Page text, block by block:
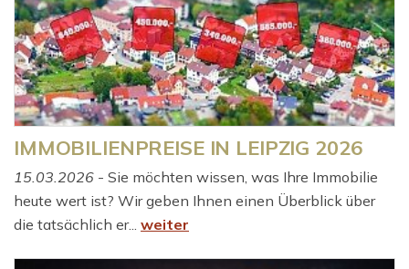
IMMOBILIENPREISE IN LEIPZIG 2026
15.03.2026 - Sie möchten wissen, was Ihre Immobilie
heute wert ist? Wir geben Ihnen einen Überblick über
die tatsächlich er... weiter